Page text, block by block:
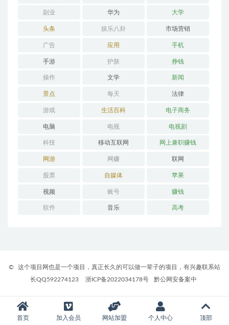
副业 华为 大学
头条 娱乐八卦 市场营销
广告 应用 手机
手游 护肤 挣钱
操作 文学 新闻
景点 每天 法律
游戏 生活百科 电子商务
电脑 电视 电视剧
科技 移动互联网 网上兼职赚钱
网游 网赚 联网
股票 自媒体 苹果
视频 账号 赚钱
软件 音乐 高考
©
这个项目网也是一个项目，真正长久的可以做一辈子的项目，有兴趣联系站
长QQ592274123
浙ICP备2022034178号 黔公网安备案中
首页 加入会员 网站加盟 个人中心 顶部